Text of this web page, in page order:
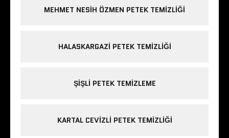
MEHMET NESIH ÖZMEN PETEK TEMIZLIĞI
HALASKARGAZI PETEK TEMIZLIĞI
ŞIŞLI PETEK TEMIZLEME
KARTAL CEVIZLI PETEK TEMIZLIĞI